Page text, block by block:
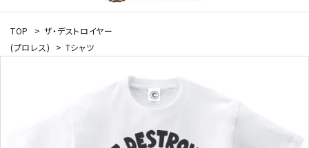
TOP > ザ・デストロイヤー
(プロレス)
> Tシャツ